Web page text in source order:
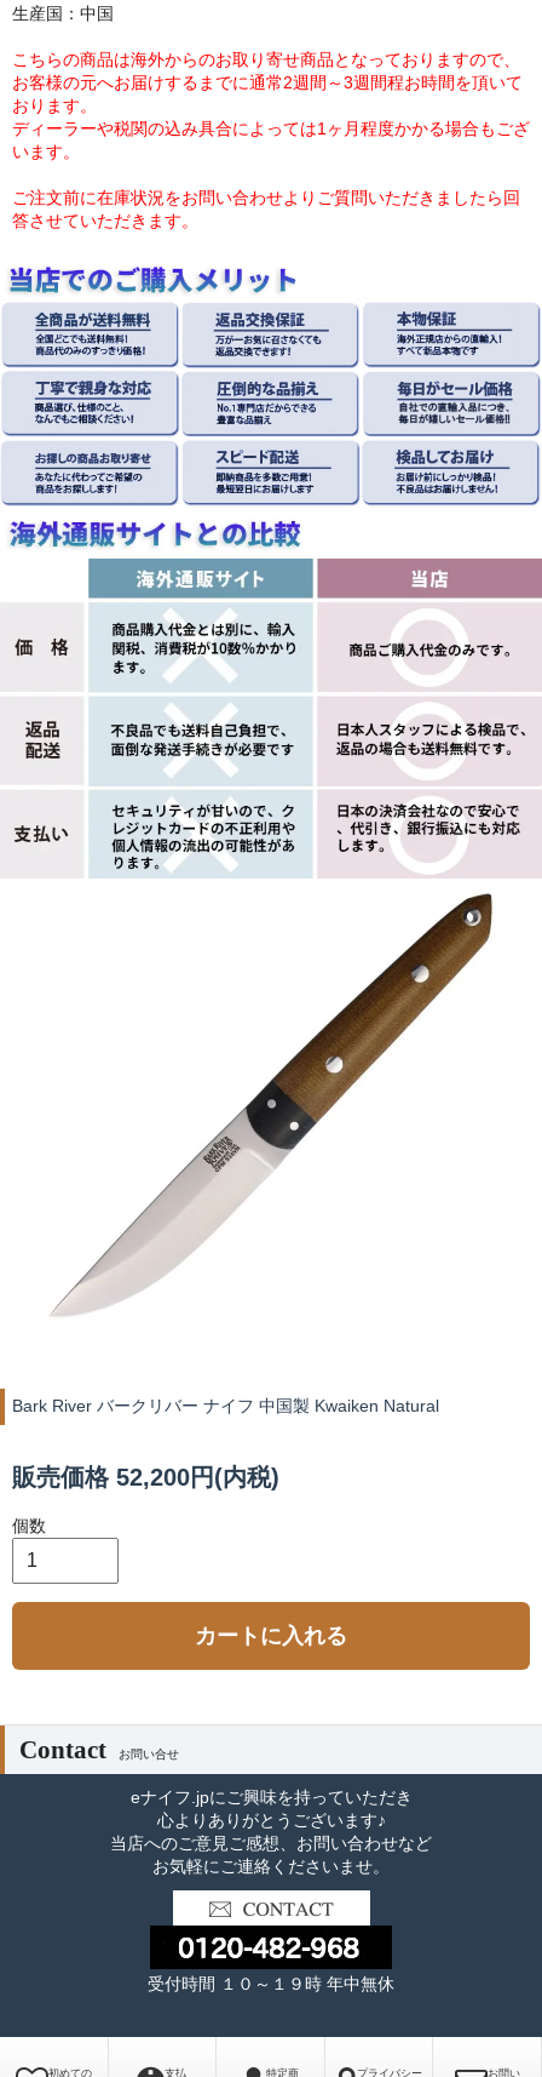
生産国：中国
こちらの商品は海外からのお取り寄せ商品となっておりますので、
お客様の元へお届けするまでに通常2週間～3週間程お時間を頂いて
おります。
ディーラーや税関の込み具合によっては1ヶ月程度かかる場合もござ
います。
ご注文前に在庫状況をお問い合わせよりご質問いただきましたら回
答させていただきます。
Bark River バークリバー ナイフ 中国製 Kwaiken Natural
販売価格 52,200円(内税)
個数
カートに入れる
Contact お問い合せ
eナイフ.jpにご興味を持っていただき
心よりありがとうございます♪
当店へのご意見ご感想、お問い合わせなど
お気軽にご連絡くださいませ。
受付時間 １０～１９時 年中無休
初めての 支払 特定商 プライバシー お問い